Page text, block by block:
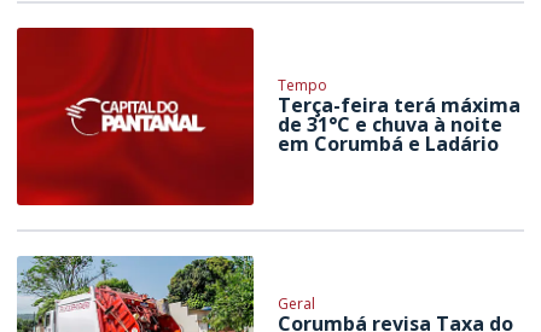
Tempo
Terça-feira terá máxima
de 31°C e chuva à noite
em Corumbá e Ladário
Geral
Corumbá revisa Taxa do